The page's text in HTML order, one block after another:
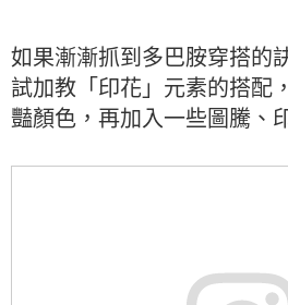
如果漸漸抓到多巴胺穿搭的
試加教「印花」元素的搭配
豔顏色，再加入一些圖騰、